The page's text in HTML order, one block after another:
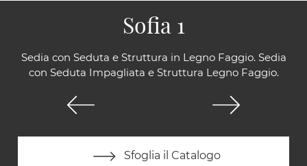
Sedia con Seduta e Struttura in Legno Faggio. Sedia
con Seduta Impagliata e Struttura Legno Faggio.
Sfoglia il Catalogo
Sofia 1